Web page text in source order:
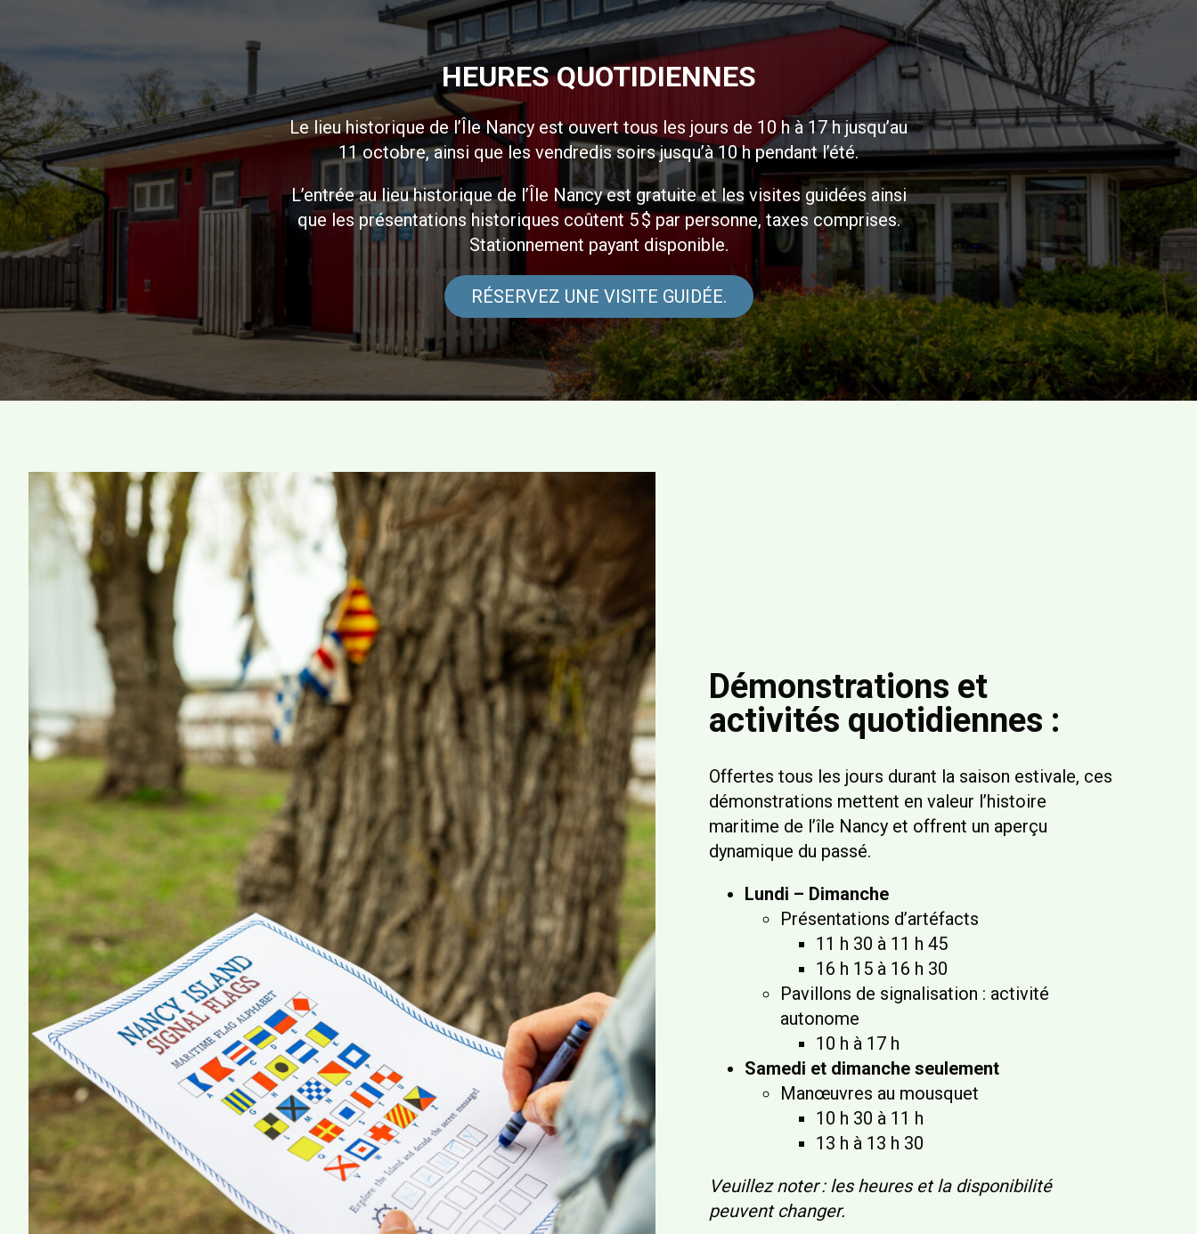
HEURES QUOTIDIENNES
Le lieu historique de l’Île Nancy est ouvert tous les jours de 10 h à 17 h jusqu’au
11 octobre, ainsi que les vendredis soirs jusqu’à 10 h pendant l’été.
L’entrée au lieu historique de l’Île Nancy est gratuite et les visites guidées ainsi
que les présentations historiques coûtent 5 $ par personne, taxes comprises.
Stationnement payant disponible.
RÉSERVEZ UNE VISITE GUIDÉE.
Démonstrations et
activités quotidiennes :
Offertes tous les jours durant la saison estivale, ces
démonstrations mettent en valeur l’histoire
maritime de l’île Nancy et offrent un aperçu
dynamique du passé.
Lundi – Dimanche
Présentations d’artéfacts
11 h 30 à 11 h 45
16 h 15 à 16 h 30
Pavillons de signalisation : activité
autonome
10 h à 17 h
Samedi et dimanche seulement
Manœuvres au mousquet
10 h 30 à 11 h
13 h à 13 h 30
Veuillez noter : les heures et la disponibilité
peuvent changer.